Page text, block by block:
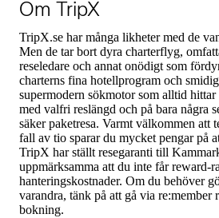
Om TripX
TripX.se har många likheter med de
Men de tar bort dyra charterflyg,
reseledare och annat onödigt som
charterns fina hotellprogram och
supermodern sökmotor som alltid
med valfri reslängd och på bara några
säker paketresa. Varmt välkommen att
fall av tio sparar du mycket pengar på
TripX har ställt resegaranti till
uppmärksamma att du inte får reward-
hanteringskostnader. Om du behöver
varandra, tänk på att gå via
bokning.